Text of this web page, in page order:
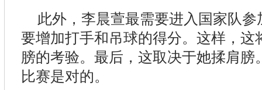
此外，李晨萱最需要进入国家队
要增加打手和吊球的得分。这样，这
膀的考验。最后，这取决于她揉肩膀
比赛是对的。